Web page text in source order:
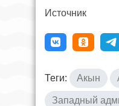
Источник
Теги: Акын
Западный